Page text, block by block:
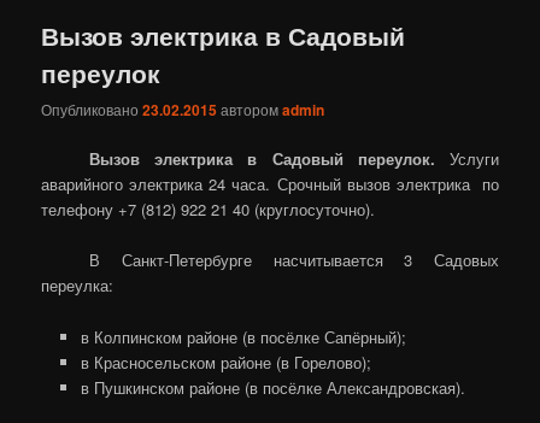
Вызов электрика в Садовый
переулок
Опубликовано23.02.2015авторомadmin
Вызов электрика в Садовый переулок. Услуги
аварийного электрика 24 часа. Срочный вызов электрика по
телефону +7 (812) 922 21 40 (круглосуточно).
В Санкт-Петербурге насчитывается 3 Садовых
переулка:
в Колпинском районе (в посёлке Сапёрный);
в Красносельском районе (в Горелово);
в Пушкинском районе (в посёлке Александровская).